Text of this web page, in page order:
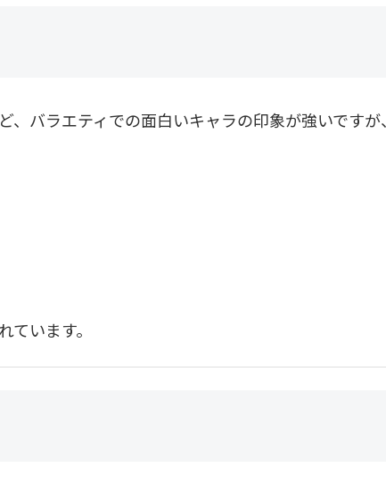
バラエティでの面白いキャラの印象が強いですが、
います。